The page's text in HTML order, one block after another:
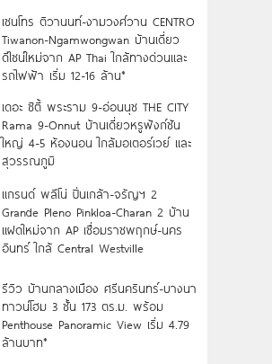
เซนโทร ติวานนท์-งามวงศ์วาน CENTRO
Tiwanon-Ngamwongwan บ้านเดี่ยว
ดีไซน์ใหม่จาก AP Thai ใกล้ทางด่วนและ
รถไฟฟ้า เริ่ม 12-16 ล้าน*
เดอะ ซิตี้ พระราม 9-อ่อนนุช THE CITY
Rama 9-Onnut บ้านเดี่ยวหรูฟังก์ชัน
ใหญ่ 4-5 ห้องนอน ใกล้มอเตอร์เวย์ และ
สุวรรณภูมิ
แกรนด์ พลีโน่ ปิ่นเกล้า-จรัญฯ 2
Grande Pleno Pinkloa-Charan 2 บ้าน
แฝดใหม่จาก AP เชื่อมราชพฤกษ์-นคร
อินทร์ ใกล้ Central Westville
รีวิว บ้านกลางเมือง ศรีนครินทร์-บางนา
ทาวน์โฮม 3 ชั้น 173 ตร.ม. พร้อม
Penthouse Panoramic View เริ่ม 4.79
ล้านบาท*